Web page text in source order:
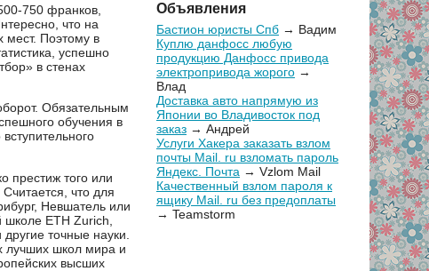
750 франков,
что на
мест. Поэтому в
успешно
в стенах
Обязательным
обучения в
престиж того или
что для
Невшатель или
ETH Zurich,
точные науки.
лучших школ мира и
высших
Объявления
Бастион юристы Спб → Вадим
Куплю данфосс любую
продукцию Данфосс привода
электропривода жорого →
Влад
Доставка авто напрямую из
Японии во Владивосток под
заказ → Андрей
Услуги Хакера заказать взлом
почты Mail. ru взломать пароль
Яндекс. Почта → Vzlom Mail
Качественный взлом пароля к
ящику Mail. ru без предоплаты
→ Teamstorm